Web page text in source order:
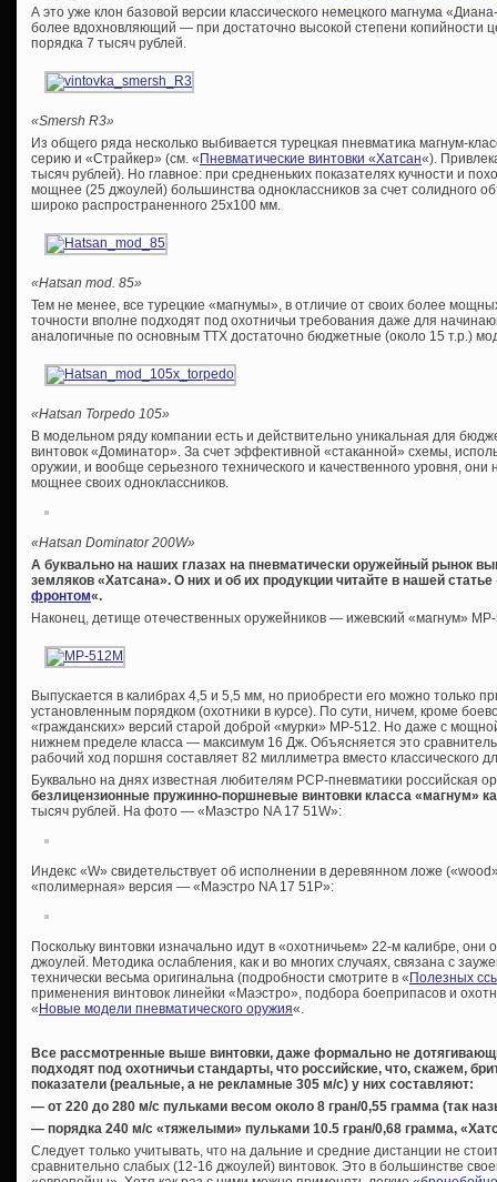
А это уже клон базовой версии классического немецкого магнума
более вдохновляющий — при достаточно высокой степени копийности
порядка 7 тысяч рублей.
«Smersh R3»
Из общего ряда несколько выбивается турецкая пневматика магнум-
серию и «Страйкер» (см. « Пневматические винтовки «Хатсан«).
тысяч рублей). Но главное: при средненьких показателях кучности и
мощнее (25 джоулей) большинства одноклассников за счет солидного
широко распространенного 25х100 мм.
«Hatsan mod. 85»
Тем не менее, все турецкие «магнумы», в отличие от своих более
точности вполне подходят под охотничьи требования даже для
аналогичные по основным ТТХ достаточно бюджетные (около 15 т.р.)
«Hatsan Torpedo 105»
В модельном ряду компании есть и действительно уникальная для
винтовок «Доминатор». За счет эффективной «стаканной» схемы,
оружии, и вообще серьезного технического и качественного уровня,
мощнее своих одноклассников.
«Hatsan Dominator 200W»
А буквально на наших глазах на пневматически оружейный рынок
земляков «Хатсана». О них и об их продукции читайте в нашей статье
фронтом«.
Наконец, детище отечественных оружейников — ижевский «магнум»
Выпускается в калибрах 4,5 и 5,5 мм, но приобрести его можно только
установленным порядком (охотники в курсе). По сути, ничем, кроме
«гражданских» версий старой доброй «мурки» МР-512. Но даже с
нижнем пределе класса — максимум 16 Дж. Объясняется это
рабочий ход поршня составляет 82 миллиметра вместо классического
Буквально на днях известная любителям PCP-пневматики российская
безлицензионные пружинно-поршневые винтовки класса «магнум»
тысяч рублей. На фото — «Маэстро NA 17 51W»:
Индекс «W» свидетельствует об исполнении в деревянном ложе
«полимерная» версия — «Маэстро NA 17 51P»:
Поскольку винтовки изначально идут в «охотничьем» 22-м калибре,
джоулей. Методика ослабления, как и во многих случаях, связана с
технически весьма оригинальна (подробности смотрите в « Полезных
применения винтовок линейки «Маэстро», подбора боеприпасов и
« Новые модели пневматического оружия«.
Все рассмотренные выше винтовки, даже формально не
подходят под охотничьи стандарты, что российские, что, скажем,
показатели (реальные, а не рекламные 305 м/с) у них составляют:
— от 220 до 280 м/с пульками весом около 8 гран/0,55 грамма (так
— порядка 240 м/с «тяжелыми» пульками 10.5 гран/0,68 грамма,
Следует только учитывать, что на дальние и средние дистанции не
сравнительно слабых (12-16 джоулей) винтовок. Это в большинстве